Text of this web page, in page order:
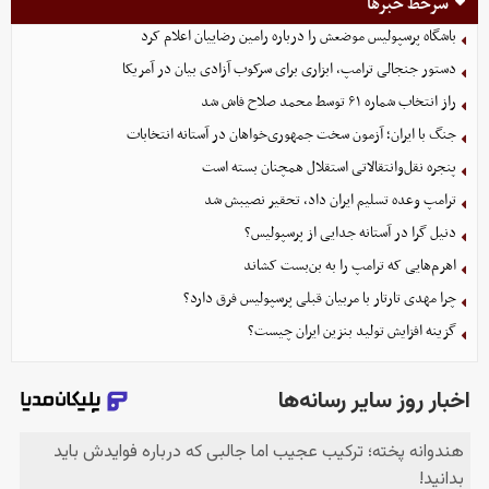
باشگاه پرسپولیس موضعش را درباره رامین رضاییان اعلام کرد
دستور جنجالی ترامپ، ابزاری برای سرکوب آزادی بیان در آمریکا
راز انتخاب شماره ۶۱ توسط محمد صلاح فاش شد
جنگ با ایران؛ آزمون سخت جمهوری‌خواهان در آستانه انتخابات
پنجره نقل‌وانتقالاتی استقلال همچنان بسته است
ترامپ وعده تسلیم ایران داد، تحقیر نصیبش شد
دنیل گرا در آستانه جدایی از پرسپولیس؟
اهرم‌هایی که ترامپ را به بن‌بست کشاند
چرا مهدی تارتار با مربیان قبلی پرسپولیس فرق دارد؟
گزینه‌ افزایش تولید بنزین ایران چیست؟